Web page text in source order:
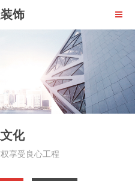
饰
化
享受良心工程